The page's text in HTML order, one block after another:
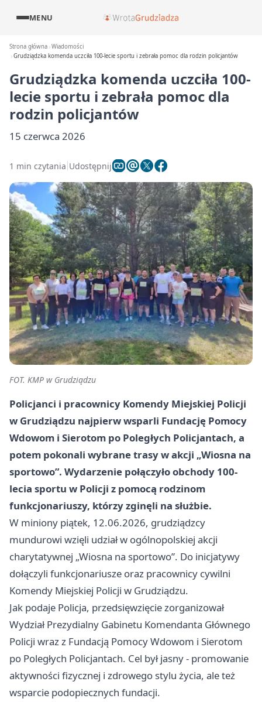
MENU
Strona główna Wiadomości
Grudziądzka komenda uczciła 100-lecie sportu i zebrała pomoc dla rodzin policjantów
Grudziądzka komenda uczciła 100-
lecie sportu i zebrała pomoc dla
rodzin policjantów
15 czerwca 2026
1 min czytania Udostępnij
FOT. KMP w Grudziądzu
Policjanci i pracownicy Komendy Miejskiej Policji
w Grudziądzu najpierw wsparli Fundację Pomocy
Wdowom i Sierotom po Poległych Policjantach, a
potem pokonali wybrane trasy w akcji „Wiosna na
sportowo”. Wydarzenie połączyło obchody 100-
lecia sportu w Policji z pomocą rodzinom
funkcjonariuszy, którzy zginęli na służbie.
W miniony piątek, 12.06.2026, grudziądzcy
mundurowi wzięli udział w ogólnopolskiej akcji
charytatywnej „Wiosna na sportowo”. Do inicjatywy
dołączyli funkcjonariusze oraz pracownicy cywilni
Komendy Miejskiej Policji w Grudziądzu.
Jak podaje Policja, przedsięwzięcie zorganizował
Wydział Prezydialny Gabinetu Komendanta Głównego
Policji wraz z Fundacją Pomocy Wdowom i Sierotom
po Poległych Policjantach. Cel był jasny - promowanie
aktywności fizycznej i zdrowego stylu życia, ale też
wsparcie podopiecznych fundacji.